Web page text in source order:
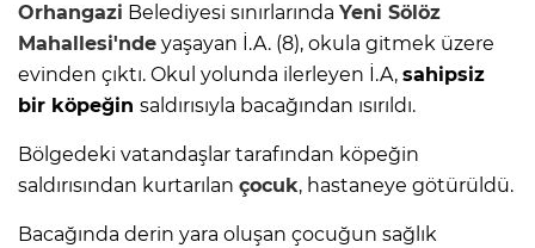
Orhangazi Belediyesi sınırlarında Yeni Sölöz
Mahallesi'nde yaşayan İ.A. (8), okula gitmek üzere
evinden çıktı. Okul yolunda ilerleyen İ.A, sahipsiz
bir köpeğin saldırısıyla bacağından ısırıldı.
Bölgedeki vatandaşlar tarafından köpeğin
saldırısından kurtarılan çocuk, hastaneye götürüldü.
Bacağında derin yara oluşan çocuğun sağlık